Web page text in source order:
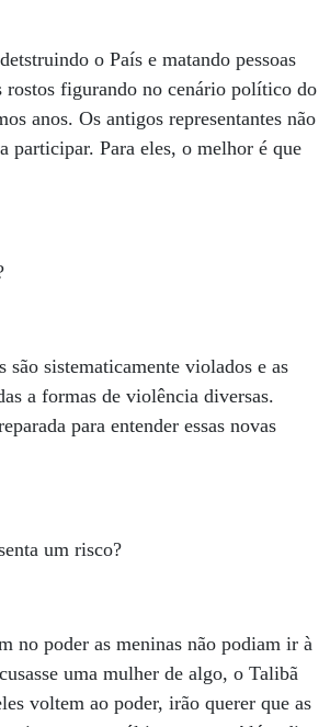
o País e matando pessoas
rostos figurando no cenário político do
anos. Os antigos representantes não
participar. Para eles, o melhor é que
sistematicamente violados e as
a formas de violência diversas.
para entender essas novas
um risco?
no poder as meninas não podiam ir à
uma mulher de algo, o Talibã
voltem ao poder, irão querer que as